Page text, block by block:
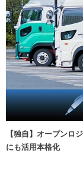
【独自】オープンロ
にも活用本格化